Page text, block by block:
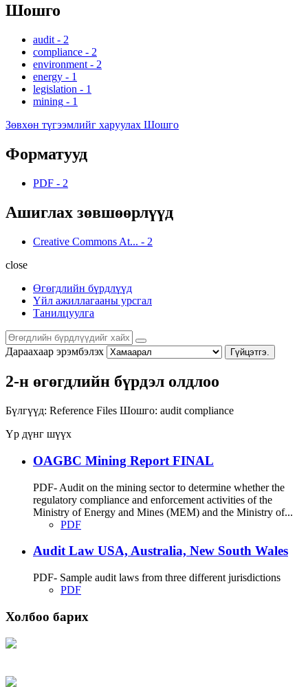
Шошго
audit - 2
compliance - 2
environment - 2
energy - 1
legislation - 1
mining - 1
Зөвхөн түгээмлийг харуулах Шошго
Форматууд
PDF - 2
Ашиглах зөвшөөрлүүд
Creative Commons At... - 2
close
Өгөгдлийн бүрдлүүд
Үйл ажиллагааны урсгал
Танилцуулга
Дараахаар эрэмбэлэх Гүйцэтгэ.
2-н өгөгдлийн бүрдэл олдлоо
Бүлгүүд: Reference Files Шошго: audit compliance
Үр дүнг шүүх
OAGBC Mining Report FINAL
PDF- Audit on the mining sector to determine whether the
regulatory compliance and enforcement activities of the
Ministry of Energy and Mines (MEM) and the Ministry of...
PDF
Audit Law USA, Australia, New South Wales
PDF- Sample audit laws from three different jurisdictions
PDF
Холбоо барих